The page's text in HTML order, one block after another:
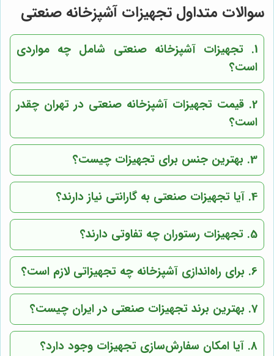
سوالات متداول تجهیزات آشپزخانه صنعتی
1. تجهیزات آشپزخانه صنعتی شامل چه مواردی
است؟
2. قیمت تجهیزات آشپزخانه صنعتی در تهران چقدر
است؟
3. بهترین جنس برای تجهیزات چیست؟
4. آیا تجهیزات صنعتی به گارانتی نیاز دارند؟
5. تجهیزات رستوران چه تفاوتی دارند؟
6. برای راه‌اندازی آشپزخانه چه تجهیزاتی لازم است؟
7. بهترین برند تجهیزات صنعتی در ایران چیست؟
8. آیا امکان سفارش‌سازی تجهیزات وجود دارد؟